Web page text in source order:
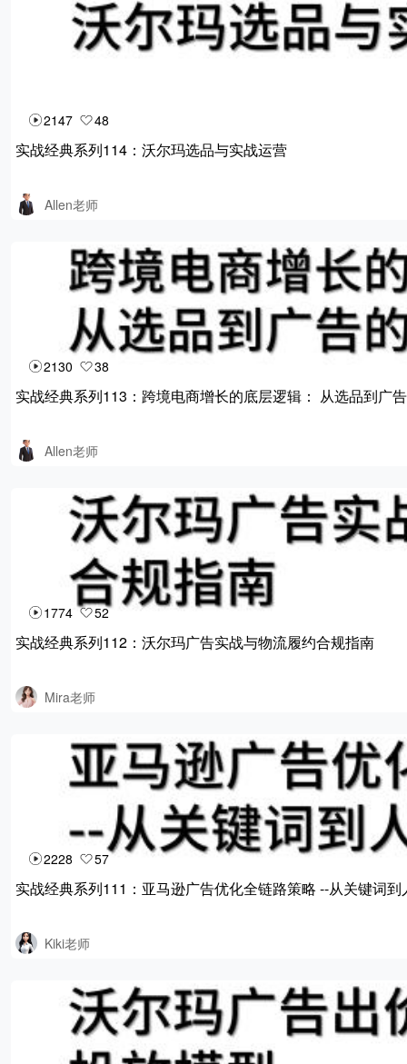
2147 48
实战经典系列114：沃尔玛选品与实战运营
Allen老师
2130 38
实战经典系列113：跨境电商增长的底层逻辑： 从选品到广
Allen老师
1774 52
实战经典系列112：沃尔玛广告实战与物流履约合规指南
Mira老师
2228 57
实战经典系列111：亚马逊广告优化全链路策略 --从关键词
Kiki老师